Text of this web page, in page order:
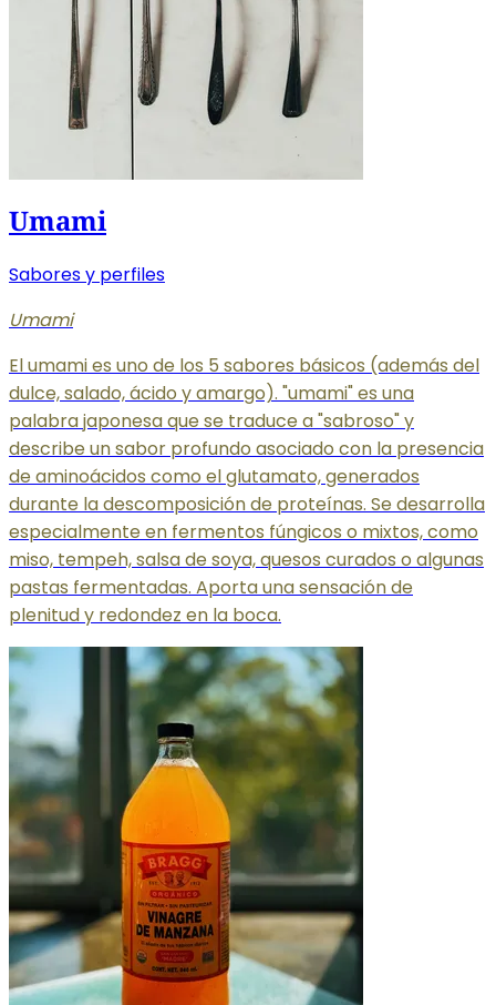
Umami
Sabores y perfiles
Umami
El umami es uno de los 5 sabores básicos (además del
dulce, salado, ácido y amargo). "umami" es una
palabra japonesa que se traduce a "sabroso" y
describe un sabor profundo asociado con la presencia
de aminoácidos como el glutamato, generados
durante la descomposición de proteínas. Se desarrolla
especialmente en fermentos fúngicos o mixtos, como
miso, tempeh, salsa de soya, quesos curados o algunas
pastas fermentadas. Aporta una sensación de
plenitud y redondez en la boca.